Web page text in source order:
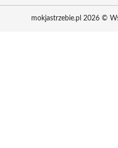
mokjastrzebie.pl 2026 ©